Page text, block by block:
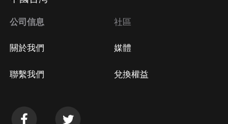
公司信息
關於我們
聯繫我們
社區
媒體
兌換權益